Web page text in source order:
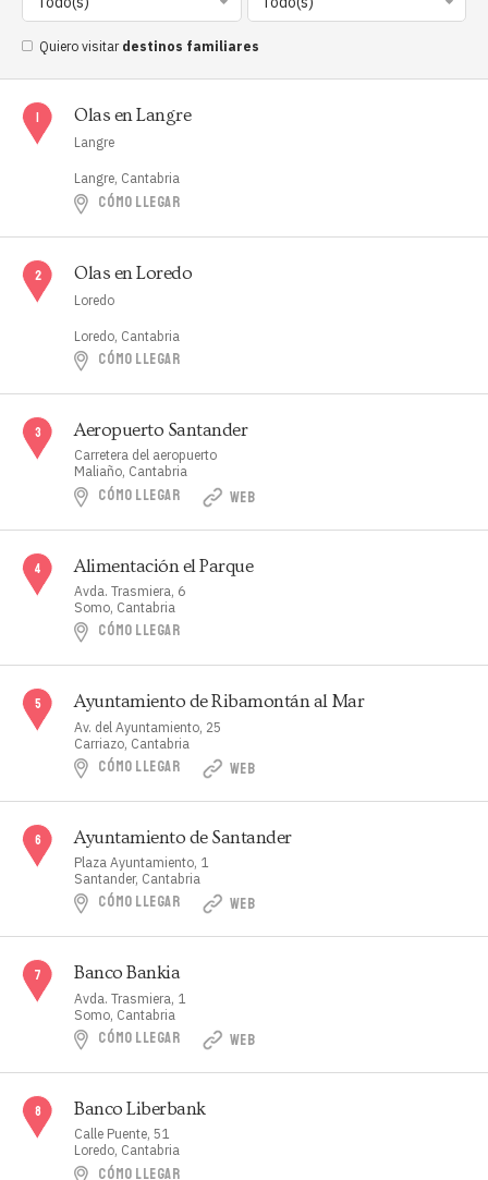
Quiero visitar destinos familiares
Olas en Langre
Langre
Langre, Cantabria
CÓMO LLEGAR
Olas en Loredo
Loredo
Loredo, Cantabria
CÓMO LLEGAR
Aeropuerto Santander
Carretera del aeropuerto
Maliaño, Cantabria
CÓMO LLEGAR WEB
Alimentación el Parque
Avda. Trasmiera, 6
Somo, Cantabria
CÓMO LLEGAR
Ayuntamiento de Ribamontán al Mar
Av. del Ayuntamiento, 25
Carriazo, Cantabria
CÓMO LLEGAR WEB
Ayuntamiento de Santander
Plaza Ayuntamiento, 1
Santander, Cantabria
CÓMO LLEGAR WEB
Banco Bankia
Avda. Trasmiera, 1
Somo, Cantabria
CÓMO LLEGAR WEB
Banco Liberbank
Calle Puente, 51
Loredo, Cantabria
CÓMO LLEGAR